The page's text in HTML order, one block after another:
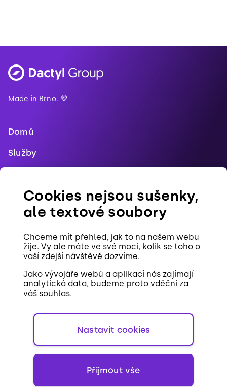
Cookies nejsou sušenky,
ale textové soubory
Chceme mít přehled, jak to na našem webu
žije. Vy ale máte ve své moci, kolik se toho o
vaší zdejší návštěvě dozvíme.
Jako vývojáře webů a aplikací nás zajímají
analytická data, budeme proto vděční za
váš souhlas.
Nastavit cookies
Přijmout vše
Made in Brno. 💜
Domů
Služby
Reference
Pracovní pozice
Kontakt
Cookies
Při poskytování služeb nám pomáhají cookies.
Používáním webu s tím vyjadřujete souhlas.